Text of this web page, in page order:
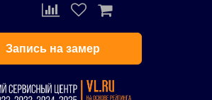
Запись на замер